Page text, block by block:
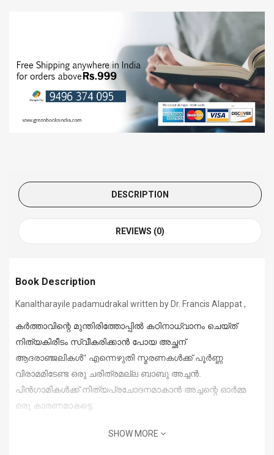
DESCRIPTION
REVIEWS (0)
Book Description
Kanaltharayile padamudrakal written by Dr. Francis Alappat ,
കർത്താവിന്റെ മുന്തിരിത്തോപ്പിൽ കഠിനാധ്വാനം ചെയ്ത്
നിത്യകിരീടം സ്വീകരിക്കാൻ പോയ അച്ഛന്
ആദരാഞ്ജലികൾ" എന്നെഴുതി സ്മരണകൾക്ക് പൂർണ്ണ
വിരാമമിടേണ്ട ഒരു ചരിത്രമല്ല ബാബു അച്ചൻ.
പിൻഗാമികൾക്ക് നിത്യപ്രചോദനമാകാൻ അച്ചന്റെ ഓർമ്മ
ഒരു കാരണമാകട്ടെ.
SHOW MORE